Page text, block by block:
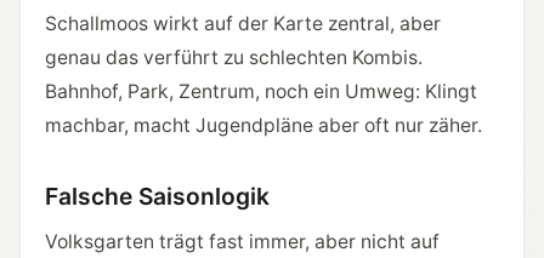
Schallmoos wirkt auf der Karte zentral, aber
genau das verführt zu schlechten Kombis.
Bahnhof, Park, Zentrum, noch ein Umweg: Klingt
machbar, macht Jugendpläne aber oft nur zäher.
Falsche Saisonlogik
Volksgarten trägt fast immer, aber nicht auf